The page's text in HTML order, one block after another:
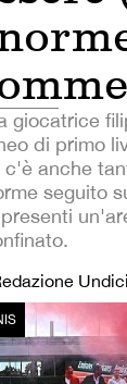
giocatrice
di primo
c'è anche
seguito
Undici